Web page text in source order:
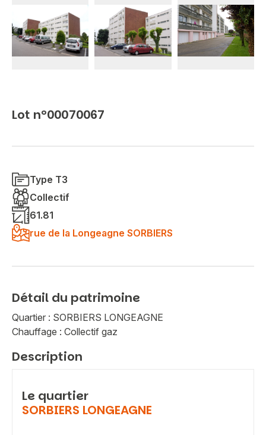
Lot n°00070067
Type T3
Collectif
61.81
rue de la Longeagne SORBIERS
Détail du patrimoine
Quartier : SORBIERS LONGEAGNE
Chauffage : Collectif gaz
Description
Le quartier
SORBIERS LONGEAGNE